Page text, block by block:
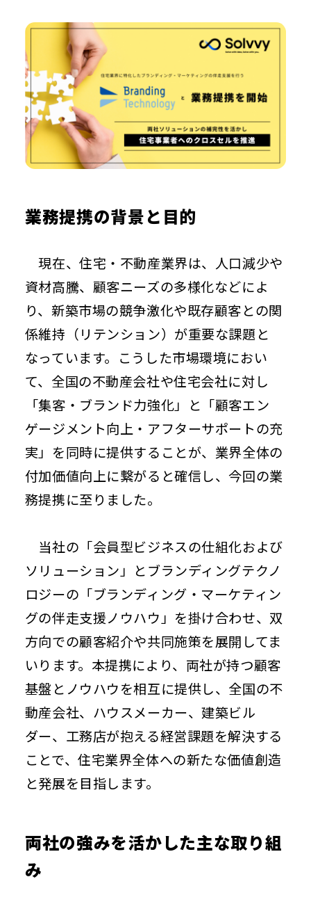
株主総会
アナリストカバレッジ
IRスケジュール
よくあるご質問
電子公告
ディスクロージャーポリシー
IR情報についての免責事項
コーポレート・ガバナンス
データでみるSolvvy
サステナビリティへの取組み
お問い合わせ
Contact
法人向けサービスについて
個人向けサービスについて
株主・投資家情報について
当社について
業務提携の背景と目的
現在、住宅・不動産業界は、人口減少や
資材高騰、顧客ニーズの多様化などによ
り、新築市場の競争激化や既存顧客との関
係維持（リテンション）が重要な課題と
なっています。こうした市場環境におい
て、全国の不動産会社や住宅会社に対し
「集客・ブランド力強化」と「顧客エン
ゲージメント向上・アフターサポートの充
実」を同時に提供することが、業界全体の
付加価値向上に繋がると確信し、今回の業
務提携に至りました。
当社の「会員型ビジネスの仕組化および
ソリューション」とブランディングテクノ
ロジーの「ブランディング・マーケティン
グの伴走支援ノウハウ」を掛け合わせ、双
方向での顧客紹介や共同施策を展開してま
いります。本提携により、両社が持つ顧客
基盤とノウハウを相互に提供し、全国の不
動産会社、ハウスメーカー、建築ビル
ダー、工務店が抱える経営課題を解決する
ことで、住宅業界全体への新たな価値創造
と発展を目指します。
両社の強みを活かした主な取り組
み